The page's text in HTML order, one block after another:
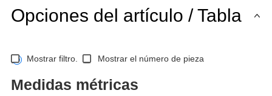
Opciones del artículo / Tabla
Mostrar filtro. Mostrar el número de pieza
Medidas métricas